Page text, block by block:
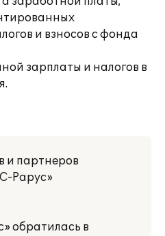
и взносов с фонда
зарплаты и налогов в
и партнеров
Рарус»
обратилась в